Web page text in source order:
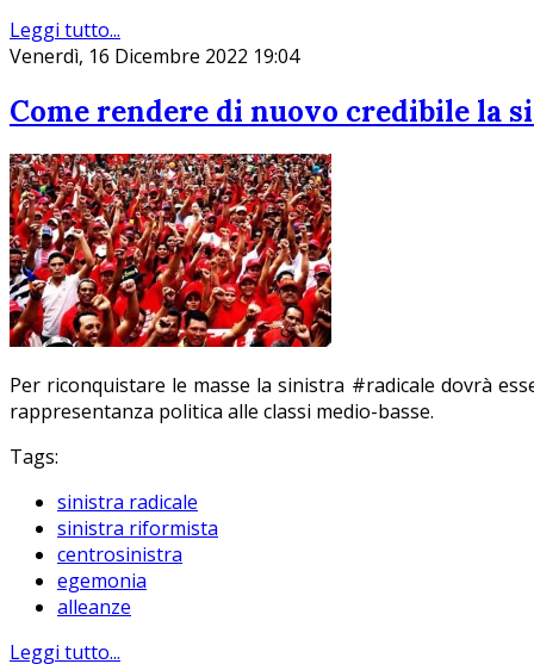
Leggi tutto...
Venerdì, 16 Dicembre 2022 19:04
Come rendere di nuovo credibile la
Per riconquistare le masse la sinistra #radicale dovrà
rappresentanza politica alle classi medio-basse.
Tags:
sinistra radicale
sinistra riformista
centrosinistra
egemonia
alleanze
Leggi tutto...